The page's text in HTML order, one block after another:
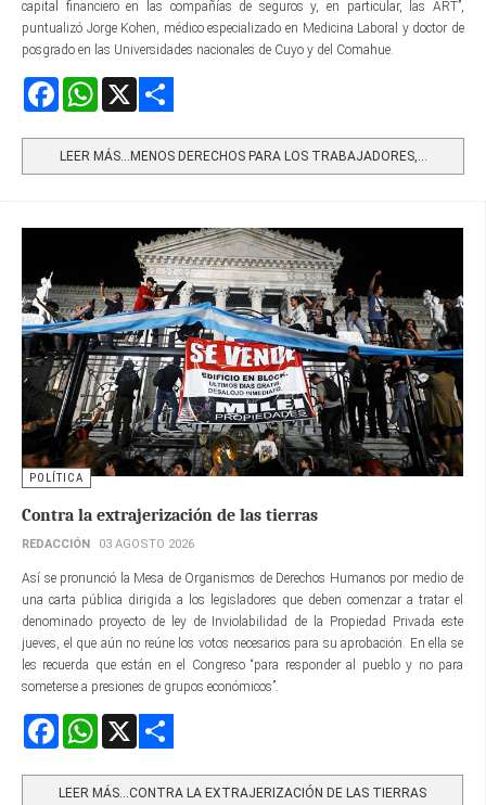
capital financiero en las compañías de seguros y, en particular, las ART”,
puntualizó Jorge Kohen, médico especializado en Medicina Laboral y doctor de
posgrado en las Universidades nacionales de Cuyo y del Comahue.
FacebookWhatsApp
LEER MÁS…MENOS DERECHOS PARA LOS TRABAJADORES,...
POLÍTICA
Contra la extrajerización de las tierras
REDACCIÓN 03 AGOSTO 2026
Así se pronunció la Mesa de Organismos de Derechos Humanos por medio de
una carta pública dirigida a los legisladores que deben comenzar a tratar el
denominado proyecto de ley de Inviolabilidad de la Propiedad Privada este
jueves, el que aún no reúne los votos necesarios para su aprobación. En ella se
les recuerda que están en el Congreso “para responder al pueblo y no para
someterse a presiones de grupos económicos”.
FacebookWhatsApp
LEER MÁS…CONTRA LA EXTRAJERIZACIÓN DE LAS TIERRAS